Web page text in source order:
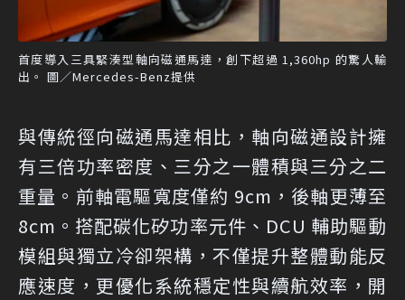
首度導入三具緊湊型軸向磁通馬達，創下超過 1,360hp 的驚人輸
出。 圖／Mercedes-Benz提供
與傳統徑向磁通馬達相比，軸向磁通設計擁
有三倍功率密度、三分之一體積與三分之二
重量。前軸電驅寬度僅約 9cm，後軸更薄至
8cm。搭配碳化矽功率元件、DCU 輔助驅動
模組與獨立冷卻架構，不僅提升整體動能反
應速度，更優化系統穩定性與續航效率，開